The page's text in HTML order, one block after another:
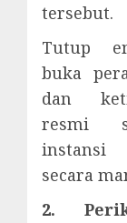
tersebut.
Tutup
buka
dan
resmi
secara
2.